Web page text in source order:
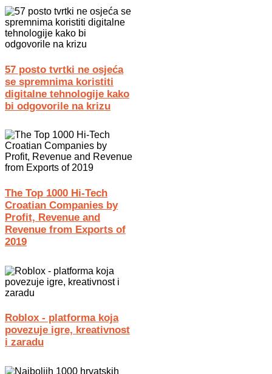
57 posto tvrtki ne osjeća
se spremnima koristiti
digitalne tehnologije kako
bi odgovorile na krizu
The Top 1000 Hi-Tech
Croatian Companies by
Profit, Revenue and
Revenue from Exports of
2019
Roblox - platforma koja
povezuje igre, kreativnost
i zaradu